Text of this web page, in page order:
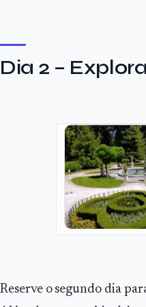
Dia 2 –
Reserve o segundo dia